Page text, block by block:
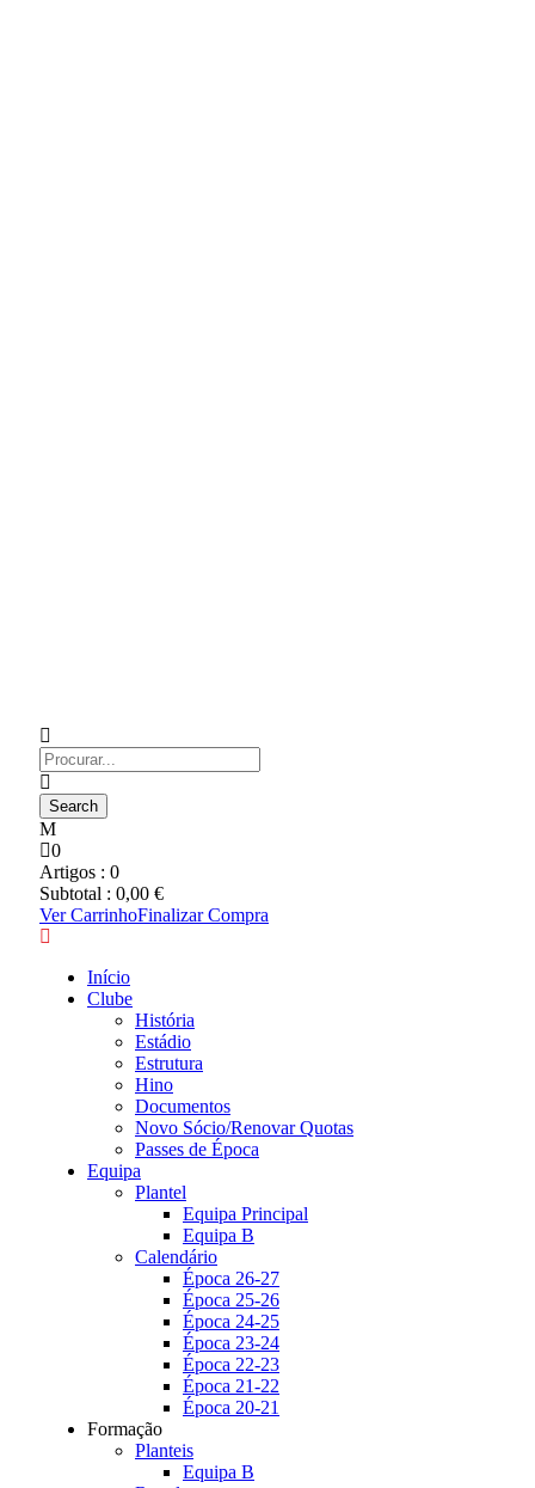
0
Artigos : 0
Subtotal : 0,00 €
Ver CarrinhoFinalizar Compra
Início
Clube
História
Estádio
Estrutura
Hino
Documentos
Novo Sócio/Renovar Quotas
Passes de Época
Equipa
Plantel
Equipa Principal
Equipa B
Calendário
Época 26-27
Época 25-26
Época 24-25
Época 23-24
Época 22-23
Época 21-22
Época 20-21
Formação
Planteis
Equipa B